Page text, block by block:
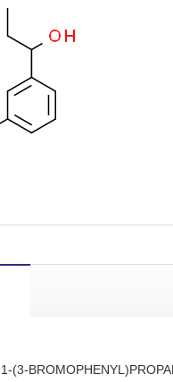
1-(3-